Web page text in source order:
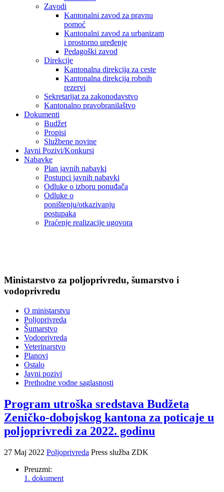
Zavodi
Kantonalni zavod za pravnu
pomoć
Kantonalni zavod za urbanizam
i prostorno uređenje
Pedagoški zavod
Direkcije
Kantonalna direkcija za ceste
Kantonalna direkcija robnih
rezervi
Sekretarijat za zakonodavstvo
Kantonalno pravobranilaštvo
Dokumenti
Budžet
Propisi
Službene novine
Javni Pozivi/Konkursi
Nabavke
Plan javnih nabavki
Postupci javnih nabavki
Odluke o izboru ponuđača
Odluke o
poništenju/otkazivanju
postupaka
Praćenje realizacije ugovora
Ministarstvo za poljoprivredu, šumarstvo i
vodoprivredu
O ministarstvu
Poljoprivreda
Šumarstvo
Vodoprivreda
Veterinarstvo
Planovi
Ostalo
Javni pozivi
Prethodne vodne saglasnosti
Program utroška sredstava Budžeta
Zeničko-dobojskog kantona za poticaje u
poljoprivredi za 2022. godinu
27 Maj 2022 Poljoprivreda Press služba ZDK
Preuzmi:
1. dokument